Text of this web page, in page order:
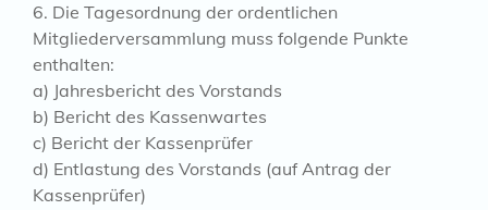
6. Die Tagesordnung der ordentlichen
Mitgliederversammlung muss folgende Punkte
enthalten:
a) Jahresbericht des Vorstands
b) Bericht des Kassenwartes
c) Bericht der Kassenprüfer
d) Entlastung des Vorstands (auf Antrag der
Kassenprüfer)